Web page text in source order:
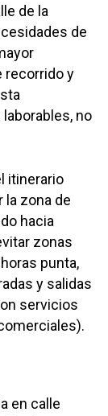
de la
de
recorrido y
no
itinerario
zona de
hacia
zonas
punta,
y salidas
servicios
en calle